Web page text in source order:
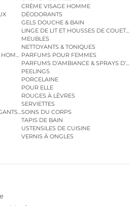
CRÈME VISAGE HOMME
DÉODORANTS
GELS DOUCHE & BAIN
LINGE DE LIT ET HOUSSES DE COUETTE
MEUBLES
NETTOYANTS & TONIQUES
HOMMESPARFUMS POUR FEMMES
PARFUMS D’AMBIANCE & SPRAYS
PEELINGS
PORCELAINE
POUR ELLE
ROUGES À LÈVRES
SERVIETTES
DE TOILETTE
SOINS DU CORPS
TAPIS DE BAIN
USTENSILES DE CUISINE
VERNIS À ONGLES